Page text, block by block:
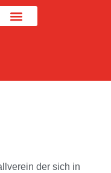
der sich in